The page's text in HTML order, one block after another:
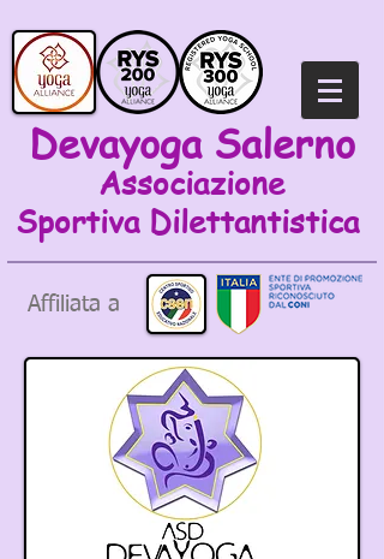
Devayoga Salerno
Associazione
Sportiva Dilettantistica
Affiliata a